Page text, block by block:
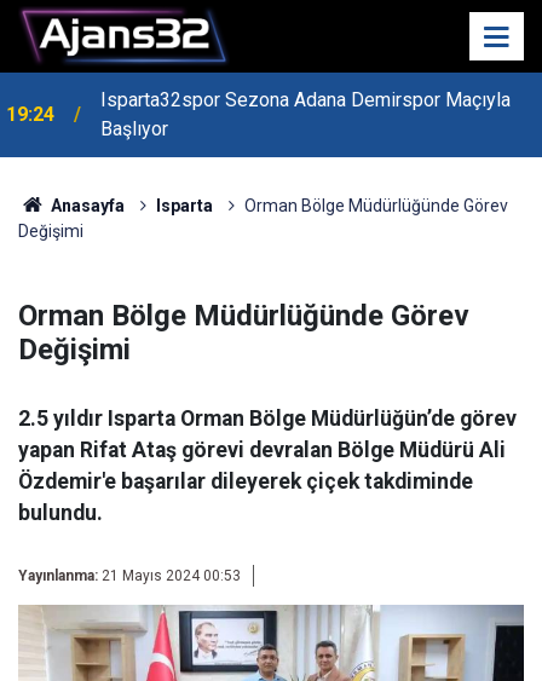
19:24
Isparta32spor Sezona Adana Demirspor Maçıyla
Başlıyor
19:22 Isparta Kredi Batağında
Anasayfa Isparta
Orman Bölge Müdürlüğünde Görev
Değişimi
Orman Bölge Müdürlüğünde Görev
Değişimi
2.5 yıldır Isparta Orman Bölge Müdürlüğün’de görev
yapan Rifat Ataş görevi devralan Bölge Müdürü Ali
Özdemir'e başarılar dileyerek çiçek takdiminde
bulundu.
Yayınlanma: 21 Mayıs 2024 00:53